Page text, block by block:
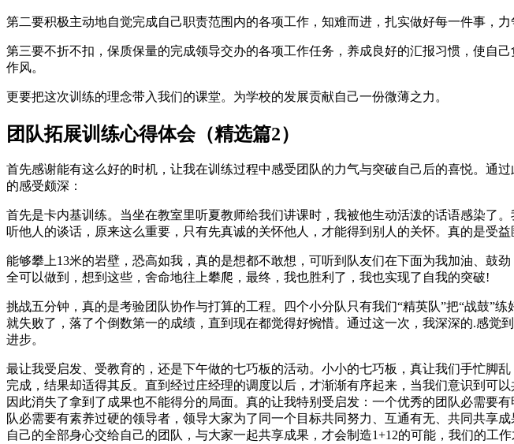
第二要积极主动地自觉完成自己职责范围内的各项工作，知难而进，扎实做好每一件事，力
第三要不折不扣，保质保量的完成领导交办的各项工作任务，养成良好的汇报习惯，使自
作风。
更要把这次训练的理念带入我们的课堂。为学校的发展贡献自己一份微薄之力。
团队拓展训练心得体会（精选篇2）
首先感谢能有这么好的时机，让我在训练过程中感受团队的力气与突破自己后的喜悦。通
的感受颇深：
首先是卡内基训练。当坐在教室里听夏教师给我们讲课时，我被他生动活泼的话语感染了
听他人的谈话，原来这么重要，只有先真诚的关怀他人，才能得到别人的关怀。真的是受益
能够攀上13米的岩壁，恐高如我，真的是想都不敢想，可听到队友们在下面为我加油、鼓
全可以做到，想到这些，舍命地往上攀爬，最终，我也胜利了，我也实现了自我的突破!
挑战五分钟，真的是考验团队协作与打算的工程。四个小分队只有我们“精英队”把“战鼓”
就失败了，落了个倒数第一的成绩，直到现在都觉得好惋惜。通过这一次，我深深的.感
进步。
最让我受启发、受教育的，还是下午做的七巧板的活动。小小的七巧板，真让我们手忙脚
完成，结果却适得其反。直到经过庄经理的调度以后，才渐渐有序起来，当我们意识到
因此消失了拿到了成果也不能得分的局面。真的让我特别受启发：一个优秀的团队必需要
队必需要有素养过硬的领导者，领导大家为了同一个目标共同努力、互通有无、共同共享
自己的全部身心交给自己的团队，与大家一起共享成果，才会制造1+12的可能，我们的工作